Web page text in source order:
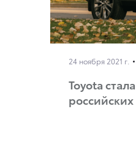
24 ноября 2021 г.
Toyota